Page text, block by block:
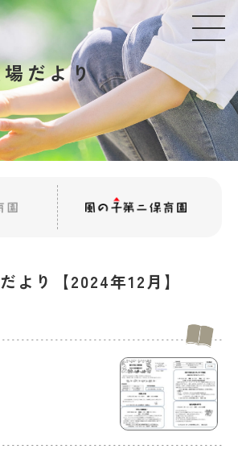
だより
より【2024年12月】